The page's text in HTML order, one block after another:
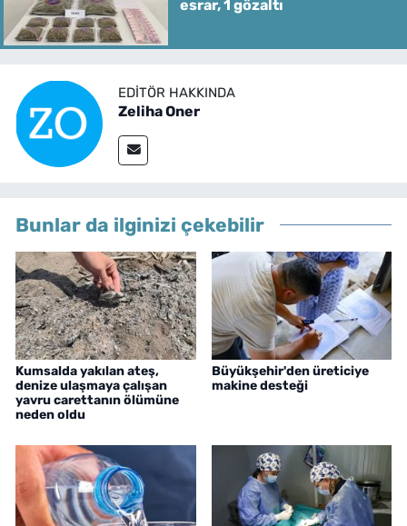
esrar, 1 gözaltı
EDITÖR HAKKINDA
Zeliha Oner
Bunlar da ilginizi çekebilir
Kumsalda yakılan ateş,
denize ulaşmaya çalışan
yavru carettanın ölümüne
neden oldu
Büyükşehir'den üreticiye
makine desteği